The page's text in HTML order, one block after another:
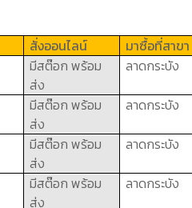
สั่งออนไลน์
มาซื้อที่สาขา
มีสต๊อก พร้อม
ส่ง
ลาดกระบัง
มีสต๊อก พร้อม
ส่ง
ลาดกระบัง
มีสต๊อก พร้อม
ส่ง
ลาดกระบัง
มีสต๊อก พร้อม
ส่ง
ลาดกระบัง